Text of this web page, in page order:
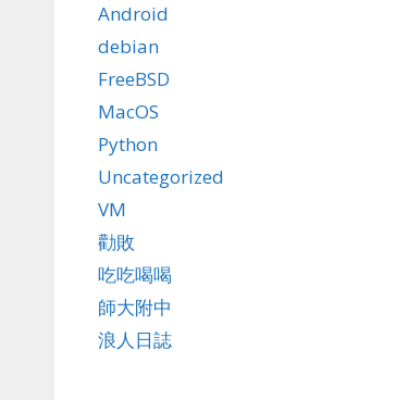
Android
debian
FreeBSD
MacOS
Python
Uncategorized
VM
勸敗
吃吃喝喝
師大附中
浪人日誌